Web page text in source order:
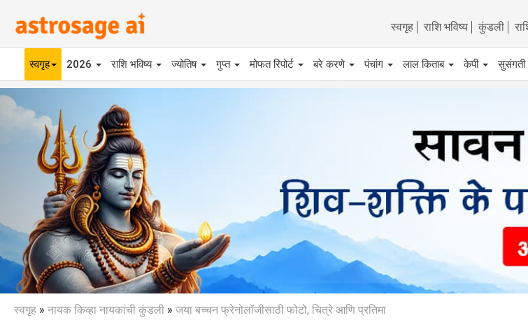
स्वगृह राशि भविष्य कुंडली
स्वगृह 2026 राशि भविष्य ज्योतिष गुप्त मोफत रिपोर्ट बरे करणे पंचांग लाल किताब केपी सुसंगती
Previous
स्वगृह » नायक किव्हा नायकांची कुंडली » जया बच्चन फ्रेनोलॉजीसाठी फोटो, चित्रे आणि प्रतिमा